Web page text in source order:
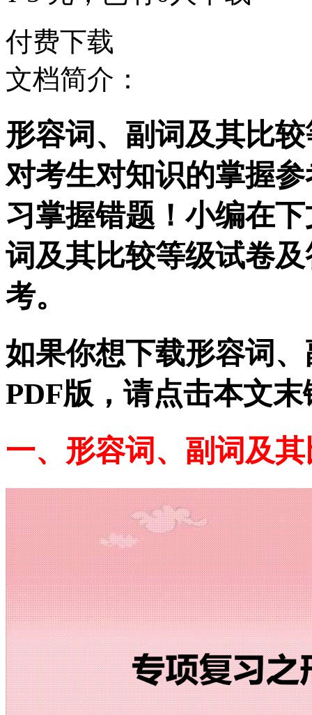
付费下载
文档简介：
形容词、副词及其比
对考生对知识的掌握
习掌握错题！小编在
词及其比较等级试卷
考。
如果你想下载形容词
PDF版，请点击本文末
一、形容词、副词及